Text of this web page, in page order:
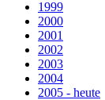
1999
2000
2001
2002
2003
2004
2005 - heute